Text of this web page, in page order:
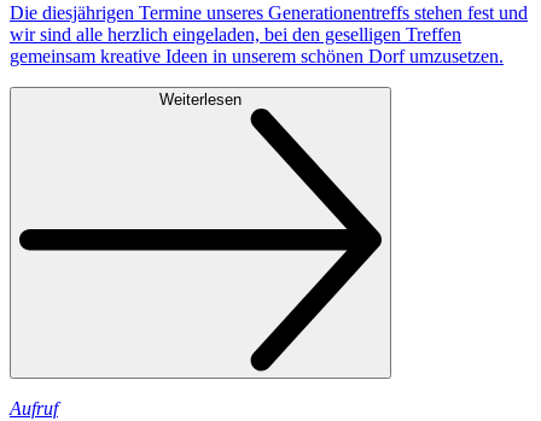
Die diesjährigen Termine unseres Generationentreffs stehen fest und
wir sind alle herzlich eingeladen, bei den geselligen Treffen
gemeinsam kreative Ideen in unserem schönen Dorf umzusetzen.
Weiterlesen
Aufruf